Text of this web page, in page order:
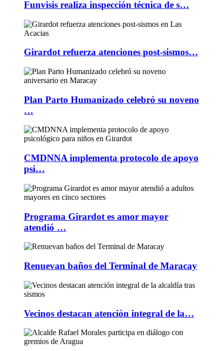
Funvisis realiza inspección técnica de s…
Girardot refuerza atenciones post-sismos…
Plan Parto Humanizado celebró su noveno
…
CMDNNA implementa protocolo de apoyo
psi…
Programa Girardot es amor mayor
atendió …
Renuevan baños del Terminal de Maracay
Vecinos destacan atención integral de la…